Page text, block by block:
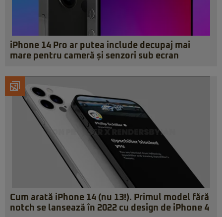
iPhone 14 Pro ar putea include decupaj mai
mare pentru cameră și senzori sub ecran
Cum arată iPhone 14 (nu 13!). Primul model fără
notch se lansează în 2022 cu design de iPhone 4